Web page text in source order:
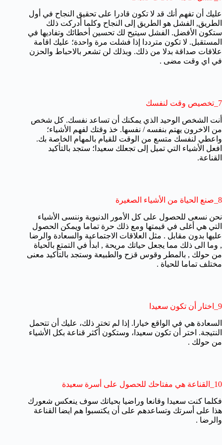
عليك أن تفهم أنك قد لا تكون قادرا على تحقيق النجاح في أول
الطريق, الفشل هو الطريق إلى النجاح وكلما أدركت ذلك
ستكون الأفضل. الفشل سيتيح لك تحسين أخطائك وتفاديها في
المستقبل. لا تكون مترددا إذا فشلت مرة واحدة؛ عليك اقامة
علاقات صداقة بدلا من ذلك. وبذلك لن تشعر بالاحباط والحزن
في اي وقت مضى .
7_تخصيص وقت لنفسك
أنت الشخص الوحيد الذي يمكنك أن تساعد نفسك. كل شخص
من الاخرون يهتم بنفسه / نفسها. خذ وقتك لفهم الأشياء؛
واعطي لنفسك متسع من الوقت للقيام بالمهام الخاصة بك.
افعل الأشياء التي تميل إلى تجعلك سعيدا؛ ستجد بالتأكيد
القناعة.
8_صنع الحياة من الأشياء الصغيرة
نحن نسعى للحصول على كل الأمور الدنيوية وننسى الأشياء
التي هي أغلى في قيمتها ومع ذلك حرة تماما ويمكن الحصول
عليها بدون مقابل . مثل العلاقات الاجتماعية والسعادة والرضا
, وما الى ذلك مما يجعل حياتك مريحة , ابدأ في التمتع بالحياة
من حولك , بالمطر وقوس قزح والطبيعة وستجد بالتأكيد معنى
مختلف تماما للحياة .
9_اختار أن تكون سعيدا
السعادة هي في الواقع خيارا. إذا لم تختر ذلك، عليك أن تتحمل
النتيجة. اختر أن تكون سعيدا، وستكون أكثر قناعة بكل الأشياء
من حولك .
10_القناعة هي مفتاحك للحصول على أسرة سعيدة
فكلما كنت سعيدا وقانعا وراضيا بحياتك سوف ينعكس شعورك
هذا على أسرتك وتساعدهم على أن يكتسبوا هم ايضا القناعة
والرضا .